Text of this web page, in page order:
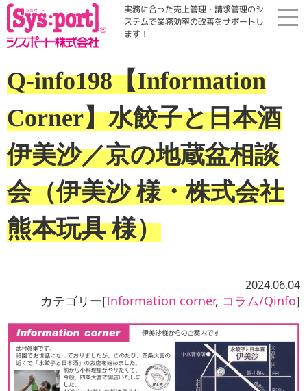
実務に合った売上管理・請求管理のシ
ステムで業務効率の改善をサポートし
ます！
展示会・勉強会
商品案内
コラム・Qinfo
お役立ち情報
お問い合わせ
Q-info198【Information
Corner】水餃子と日本酒
伊美沙／京の地蔵盆相談
会（伊美沙 様・株式会社
熊本玩具 様）
2024.06.04
カテゴリー[Information corner, コラム/Qinfo]